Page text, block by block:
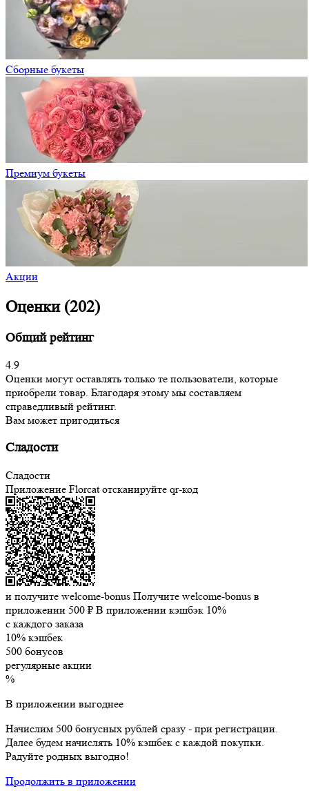
Сборные букеты
Премиум букеты
Акции
Оценки (202)
Общий рейтинг
4.9
Оценки могут оставлять только те пользователи, которые
приобрели товар. Благодаря этому мы составляем
справедливый рейтинг.
Вам может пригодиться
Сладости
Сладости
Приложение Florcat отсканируйте qr-код
и получите welcome-bonus Получите welcome-bonus в
приложении 500 ₽ В приложении кэшбэк 10%
с каждого заказа
10% кэшбек
500 бонусов
регулярные акции
%
В приложении выгоднее
Начислим 500 бонусных рублей сразу - при регистрации.
Далее будем начислять 10% кэшбек с каждой покупки.
Радуйте родных выгодно!
Продолжить в приложении